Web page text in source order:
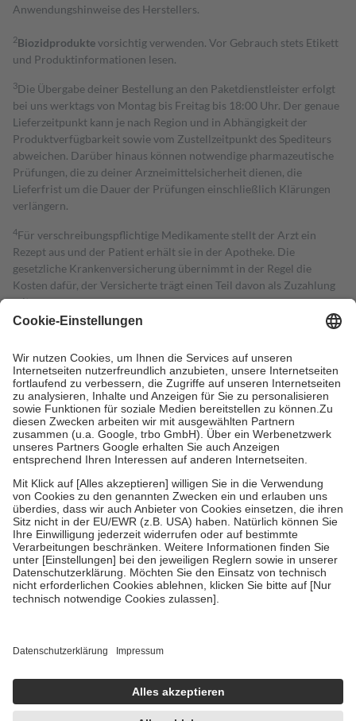
Anwendungshinweise des Herstellers.
2Biozidproduktevorsichtig verwenden. Vor Gebrauch stets Etikett
und Produktinformationen lesen.
3Die Übergabe deiner Bestellung an den Paketdienstleister erfolgt
bei uns werktags von Montag bis Freitag bis 18:00 Uhr. Der genaue
Lieferzeitpunkt kann je nach Region und in Abhängigkeit der
Produktverfügbarkeit sowie vom Zustellzeitpunkt des Spediteurs
abweichen. Darüber hinaus können notwendige pharmazeutische
Prüfungen, die zu deiner Arzneimittelsicherheit dienen, die
Lieferfrist um die Dauer der Prüfungen einschließlich Klärungen
verlängern.
4Für verschreibungspflichtige Medikamente stellt der Arzt ein
Rezept aus und der Patient erhält sie in der Apotheke. Die
gesetzliche Krankenversicherung übernimmt in der Regel die
Kosten dafür, der Versicherte trägt einen Teil davon als Zuzahlung
mit.
Grundsätzlich leisten Mitglieder Zuzahlungen in Höhe von zehn
höchstens zehn Euro.
Es sind jedoch nie mehr als die tatsächlichen
Kosten der Leistung zu entrichten.
Diese Regeln gelten grundsätzlich auch für Online-Apotheken.
Bei Heilmitteln und häuslicher Krankenpflege beträgt die
Zuzahlung zehn Prozent der Kosten sowie zehn Euro je
Verordnung.
Um das Engagement der Versicherten für ihre eigene Gesundheit zu
stärken und die besondere Stellung der Familie zu unterstützen,
fallenkeine Zuzahlungenan bei:
• Kindern und Jugendlichen bis zum vollendeten 18. Lebensjahr
mit Ausnahme der Fahrkosten
• Untersuchungen zur Vorsorge und Früherkennung, die von der
GKV getragen werden
• empfohlenen Schutzimpfungen
• Harn- und Blutteststreifen
getroffen, um sicherzustellen, dass es sich um echte Bewertungen
https://help.etrusted.com/hc/de/articles/4419944605341
Einige Bilder und Inhalte wurden unter Zuhilfenahme künstlicher